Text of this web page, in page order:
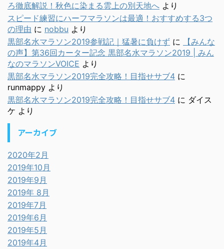
ろ徹底解説！秋色に染まる雲上の別天地へ より
スピード練習にハーフマラソンは最適！おすすめする3つ
の理由 に nobbu より
黒部名水マラソン2019参戦記｜猛暑に負けず に
【みんな
の声】第36回カーター記念 黒部名水マラソン2019 | みん
なのマラソンVOICE より
黒部名水マラソン2019完全攻略！目指せサブ4 に
runmappy より
黒部名水マラソン2019完全攻略！目指せサブ4 に ダイス
ケ より
アーカイブ
2020年2月
2019年10月
2019年9月
2019年 8月
2019年7月
2019年6月
2019年5月
2019年4月